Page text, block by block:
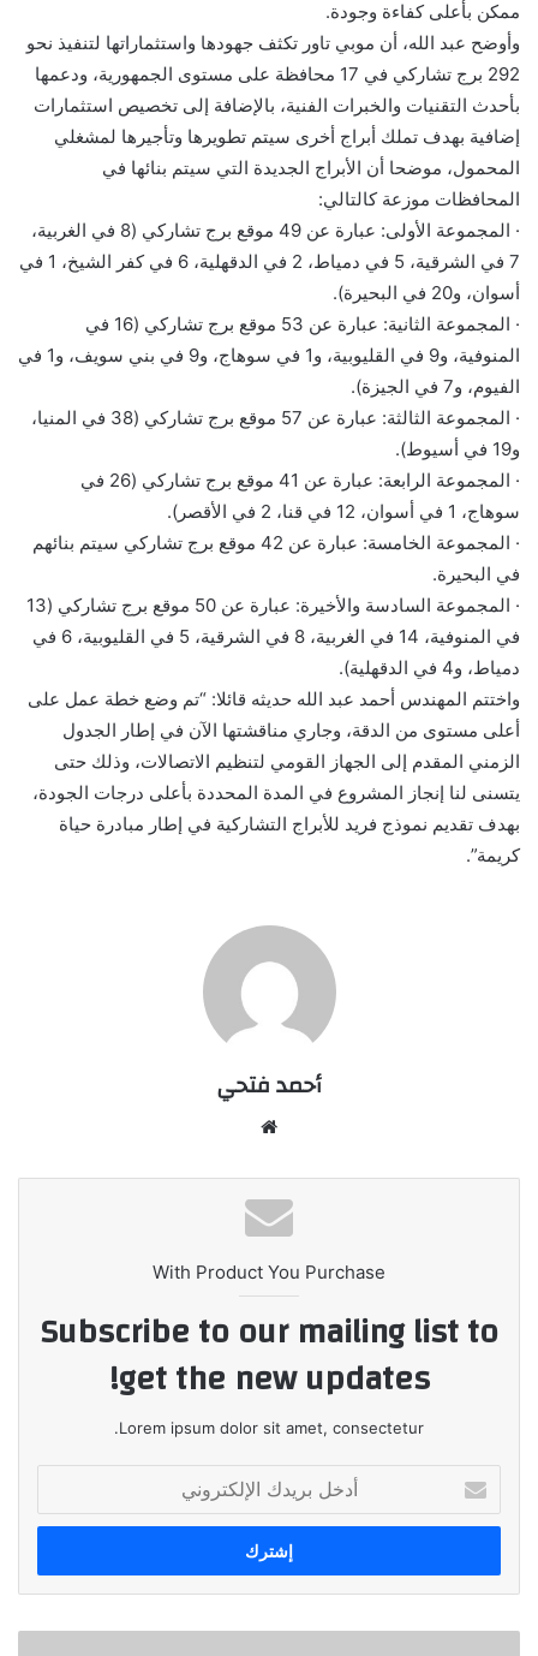
ممكن بأعلى كفاءة وجودة.
وأوضح عبد الله، أن موبي تاور تكثف جهودها واستثماراتها لتنفيذ نحو
292 برج تشاركي في 17 محافظة على مستوى الجمهورية، ودعمها
بأحدث التقنيات والخبرات الفنية، بالإضافة إلى تخصيص استثمارات
إضافية بهدف تملك أبراج أخرى سيتم تطويرها وتأجيرها لمشغلي
المحمول، موضحا أن الأبراج الجديدة التي سيتم بنائها في
المحافظات موزعة كالتالي:
· المجموعة الأولى: عبارة عن 49 موقع برج تشاركي (8 في الغربية،
7 في الشرقية، 5 في دمياط، 2 في الدقهلية، 6 في كفر الشيخ، 1 في
أسوان، و20 في البحيرة).
· المجموعة الثانية: عبارة عن 53 موقع برج تشاركي (16 في
المنوفية، و9 في القليوبية، و1 في سوهاج، و9 في بني سويف، و1 في
الفيوم، و7 في الجيزة).
· المجموعة الثالثة: عبارة عن 57 موقع برج تشاركي (38 في المنيا،
و19 في أسيوط).
· المجموعة الرابعة: عبارة عن 41 موقع برج تشاركي (26 في
سوهاج، 1 في أسوان، 12 في قنا، 2 في الأقصر).
· المجموعة الخامسة: عبارة عن 42 موقع برج تشاركي سيتم بنائهم
في البحيرة.
· المجموعة السادسة والأخيرة: عبارة عن 50 موقع برج تشاركي (13
في المنوفية، 14 في الغربية، 8 في الشرقية، 5 في القليوبية، 6 في
دمياط، و4 في الدقهلية).
واختتم المهندس أحمد عبد الله حديثه قائلا: “تم وضع خطة عمل على
أعلى مستوى من الدقة، وجاري مناقشتها الآن في إطار الجدول
الزمني المقدم إلى الجهاز القومي لتنظيم الاتصالات، وذلك حتى
يتسنى لنا إنجاز المشروع في المدة المحددة بأعلى درجات الجودة،
بهدف تقديم نموذج فريد للأبراج التشاركية في إطار مبادرة حياة
كريمة”.
أحمد فتحي
With Product You Purchase
Subscribe to our mailing list to
get the new updates!
Lorem ipsum dolor sit amet, consectetur.
بريدك
الإلكتروني